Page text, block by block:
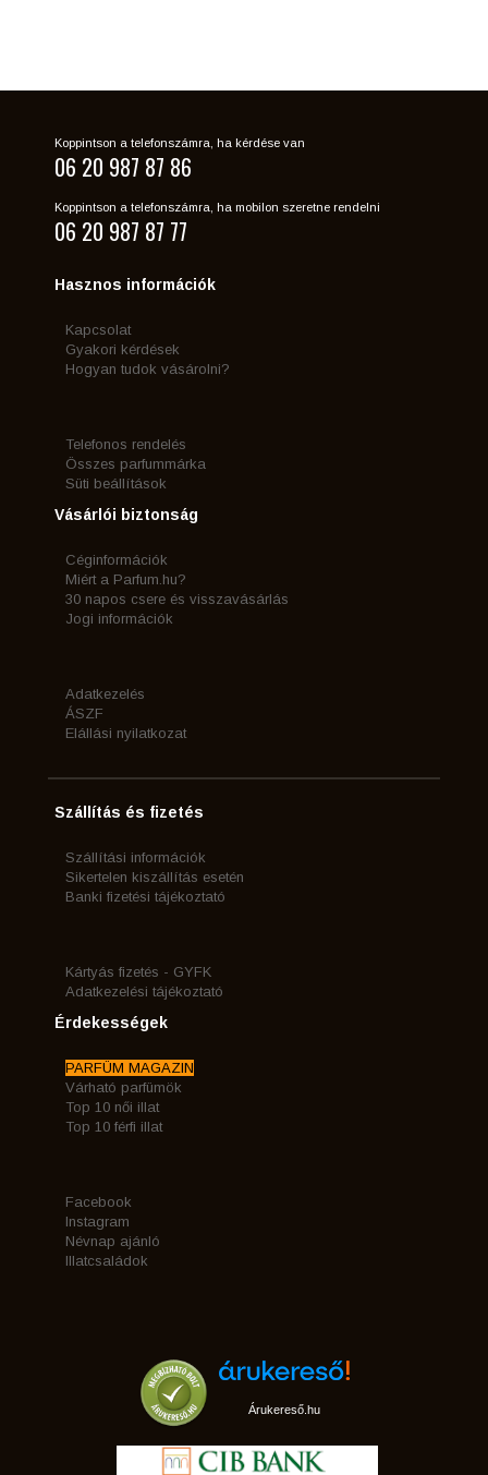
Koppintson a telefonszámra, ha kérdése van
06 20 987 87 86
Koppintson a telefonszámra, ha mobilon szeretne rendelni
06 20 987 87 77
Hasznos információk
Kapcsolat
Gyakori kérdések
Hogyan tudok vásárolni?
Telefonos rendelés
Összes parfummárka
Süti beállítások
Vásárlói biztonság
Céginformációk
Miért a Parfum.hu?
30 napos csere és visszavásárlás
Jogi információk
Adatkezelés
ÁSZF
Elállási nyilatkozat
Szállítás és fizetés
Szállítási információk
Sikertelen kiszállítás esetén
Banki fizetési tájékoztató
Kártyás fizetés - GYFK
Adatkezelési tájékoztató
Érdekességek
PARFÜM MAGAZIN
Várható parfümök
Top 10 női illat
Top 10 férfi illat
Facebook
Instagram
Névnap ajánló
Illatcsaládok
Árukereső.hu